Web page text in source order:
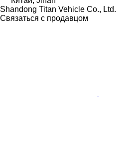
Shandong Titan Vehicle Co., Ltd.
Связаться с продавцом